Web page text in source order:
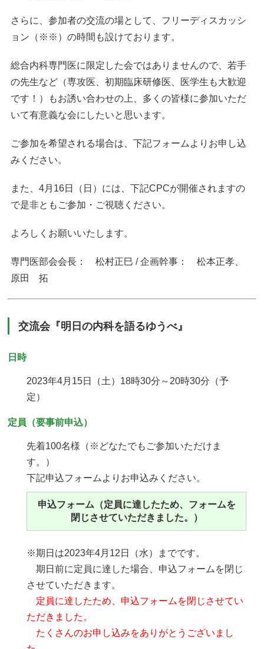
さらに、参加者の交流の場として、フリーディスカッシ
ョン（※※）の時間も設けております。
総合内科専門医に限定した会ではありませんので、若手
の先生など（専攻医、初期臨床研修医、医学生も大歓迎
です！）もお誘い合わせの上、多くの皆様に参加いただ
いて有意義な会にしたいと思います。
ご参加を希望される場合は、下記フォームよりお申し込
みください。
また、4月16日（日）には、下記CPCが開催されますの
で是非ともご参加・ご視聴ください。
よろしくお願いいたします。
専門医部会会長： 松村正巳 / 企画幹事： 松本正孝、
原田 拓
交流会『明日の内科を語るゆうべ』
日時
2023年4月15日（土）18時30分～20時30分（予
定）
定員（要事前申込）
先着100名様（※どなたでもご参加いただけま
す。）
下記申込フォームよりお申込みください。
申込フォーム（定員に達したため、フォームを
閉じさせていただきました。）
※期日は2023年4月12日（水）までです。
期日前に定員に達した場合、申込フォームを閉じ
させていただきます。
定員に達したため、申込フォームを閉じさせてい
ただきました。
たくさんのお申し込みをありがとうございまし